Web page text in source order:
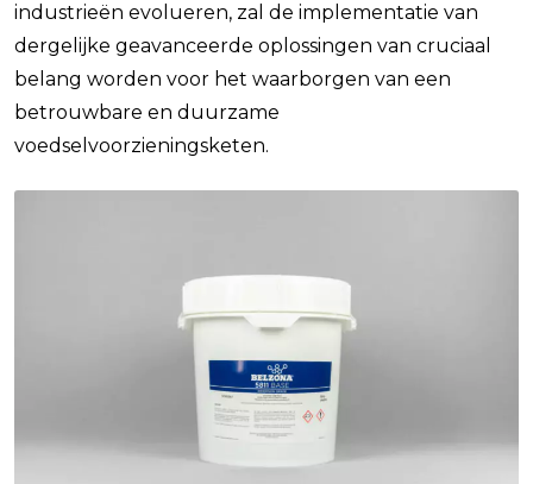
industrieën evolueren, zal de implementatie van
dergelijke geavanceerde oplossingen van cruciaal
belang worden voor het waarborgen van een
betrouwbare en duurzame
voedselvoorzieningsketen.